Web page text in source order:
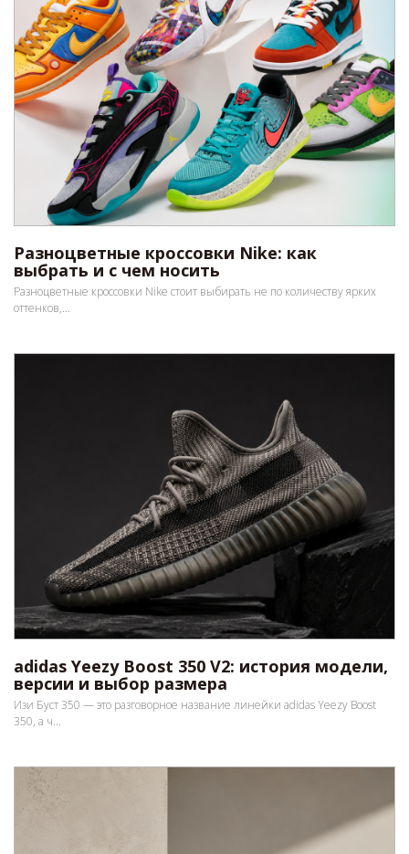
Разноцветные кроссовки Nike: как
выбрать и с чем носить
Разноцветные кроссовки Nike стоит выбирать не по количеству ярких
оттенков,...
adidas Yeezy Boost 350 V2: история модели,
версии и выбор размера
Изи Буст 350 — это разговорное название линейки adidas Yeezy Boost
350, а ч...